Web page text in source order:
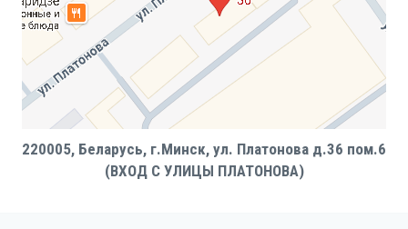
220005, Беларусь, г.Минск, ул. Платонова д.36 пом.6
(ВХОД С УЛИЦЫ ПЛАТОНОВА)